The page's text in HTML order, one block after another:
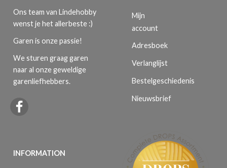
Ons team van Lindehobby
wenst je het allerbeste :)
Garen is onze passie!
We sturen graag garen
naar al onze geweldige
garenliefhebbers.
INFORMATION
Mijn
account
Adresboek
Verlanglijst
Bestelgeschiedenis
Nieuwsbrief